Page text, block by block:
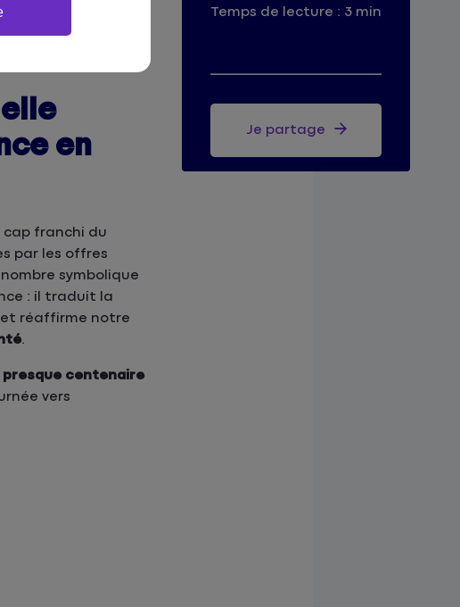
en
cap franchi du
par les offres
nombre symbolique
: il traduit la
réaffirme notre
.
centenaire
vers
Temps de lecture : 3 min
Je partage